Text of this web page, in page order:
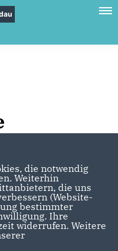
die notwendig
Weiterhin
die uns
(Website-
bestimmter
Ihre
widerrufen. Weitere